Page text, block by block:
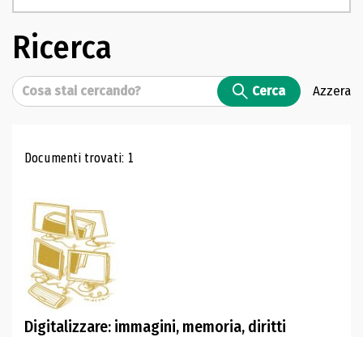
Ricerca
Cerca Cerca Azzera
Risultati di ricerca
Documenti trovati: 1
Digitalizzare: immagini, memoria, diritti